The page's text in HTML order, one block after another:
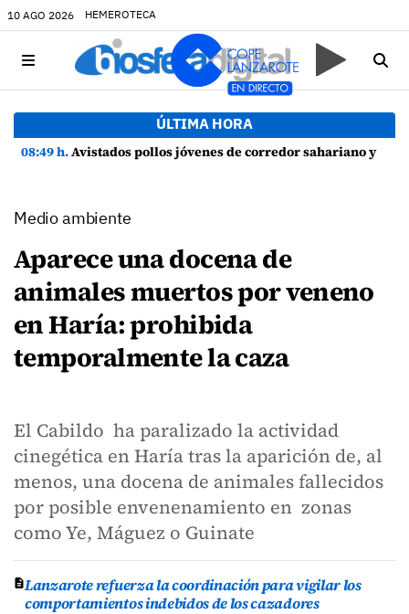
10 AGO 2026 HEMEROTECA
ÚLTIMA HORA
08:49 h.Avistados pollos jóvenes de corredor sahariano y episodios de cortejo de hubara cerca del rally de Lanzarote
Medio ambiente
Aparece una docena de
animales muertos por veneno
en Haría: prohibida
temporalmente la caza
El Cabildo ha paralizado la actividad
cinegética en Haría tras la aparición de, al
menos, una docena de animales fallecidos
por posible envenenamiento en zonas
como Ye, Máguez o Guinate
Lanzarote refuerza la coordinación para vigilar los
comportamientos indebidos de los cazadores